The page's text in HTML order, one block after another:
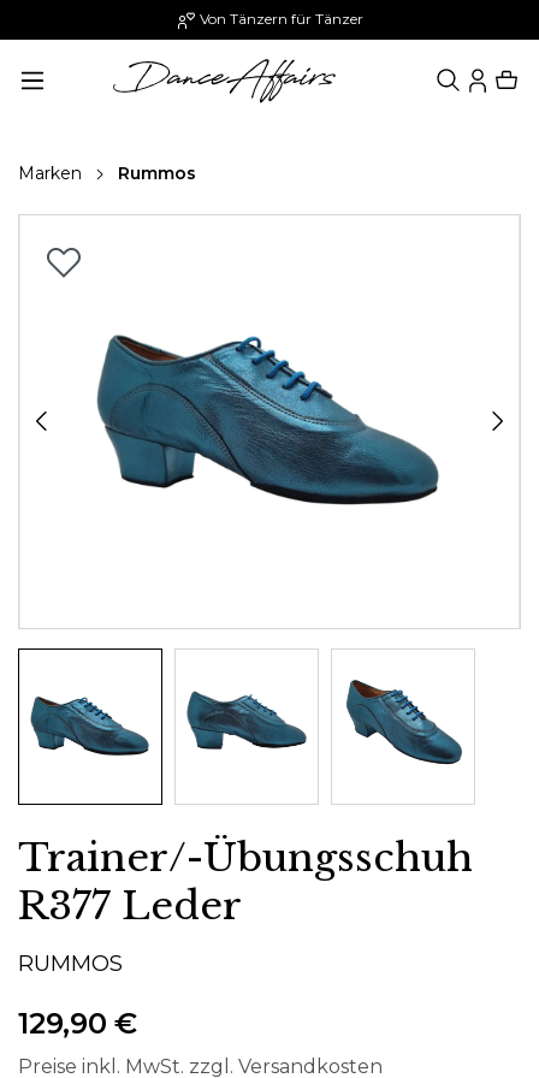
Von Tänzern für Tänzer
Marken Rummos
Trainer/-Übungsschuh
R377 Leder
RUMMOS
129,90 €
Preise inkl. MwSt. zzgl. Versandkosten